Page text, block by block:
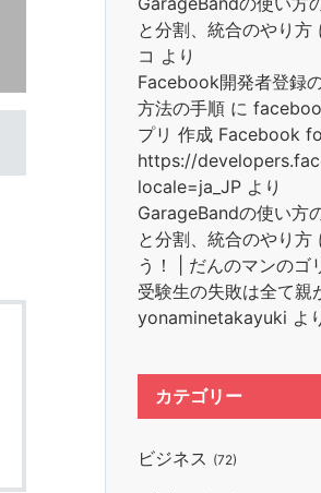
と分割、統合のやり方
コ より
Facebook開発者登録
方法の手順 に
プリ 作成 Facebook
https://
locale=ja_JP より
GarageBandの使い方
と分割、統合のやり方
う！ | だんのマンのゴ
受験生の失敗は全て親
yonaminetakayuki よ
カテゴリー
ビジネス (72)